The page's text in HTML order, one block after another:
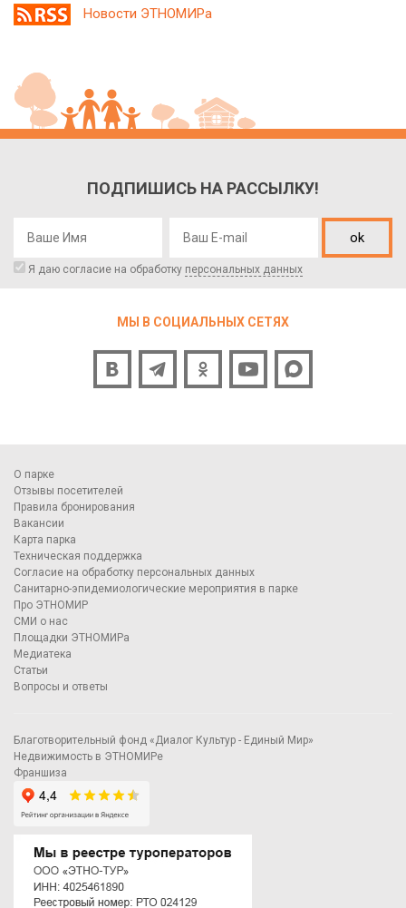
Новости ЭТНОМИРа
ПОДПИШИСЬ НА РАССЫЛКУ!
ok
Я даю согласие на обработку персональных данных
МЫ В СОЦИАЛЬНЫХ СЕТЯХ
О парке
Отзывы посетителей
Правила бронирования
Вакансии
Карта парка
Техническая поддержка
Согласие на обработку персональных данных
Санитарно-эпидемиологические мероприятия в парке
Про ЭТНОМИР
СМИ о нас
Площадки ЭТНОМИРа
Медиатека
Статьи
Вопросы и ответы
Благотворительный фонд «Диалог Культур - Единый Мир»
Недвижимость в ЭТНОМИРе
Франшиза